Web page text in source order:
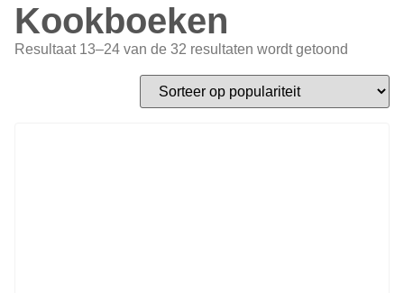
Kookboeken
Resultaat 13–24 van de 32 resultaten wordt getoond